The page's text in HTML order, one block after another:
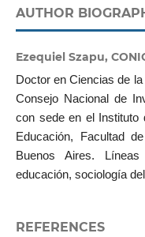
AUTHOR
Ezequiel Szapu,
Doctor en Ciencias de
Consejo Nacional de
con sede en el Instituto
Educación, Facultad
Buenos Aires.
educación, sociología
REFERENCES